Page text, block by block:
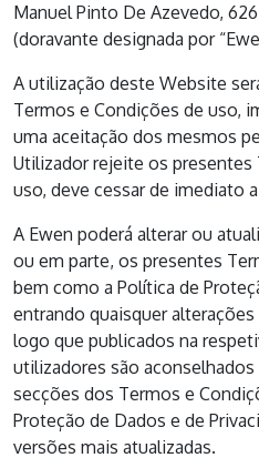
Manuel Pinto De Azevedo,
(doravante designada por
A utilização deste Website
Termos e Condições de uso,
uma aceitação dos mesmos
Utilizador rejeite os presentes
uso, deve cessar de imediato
A Ewen poderá alterar ou
ou em parte, os presentes
bem como a Política de
entrando quaisquer
logo que publicados na
utilizadores são
secções dos Termos e
Proteção de Dados e de
versões mais atualizadas.